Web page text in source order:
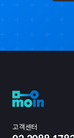
고객센터